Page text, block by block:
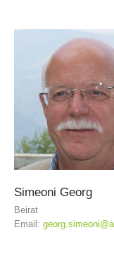
Mitgliedschaft
Simeoni Georg
Beirat
Email: